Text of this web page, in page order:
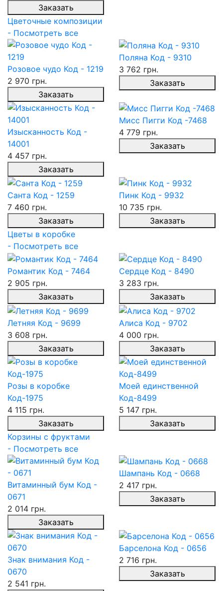
Заказать
Цветочные композиции
- Посмотреть все
Розовое чудо Код - 1219
2 970 грн.
Заказать
Поляна Код - 9310
3 762 грн.
Заказать
Изысканность Код -
14001
4 457 грн.
Заказать
Мисс Пигги Код -7468
4 779 грн.
Заказать
Санта Код - 1259
7 460 грн.
Заказать
Пинк Код - 9932
10 735 грн.
Заказать
Цветы в коробке
- Посмотреть все
Романтик Код - 7464
2 905 грн.
Заказать
Сердце Код - 8490
3 283 грн.
Заказать
Летняя Код - 9699
3 608 грн.
Заказать
Алиса Код - 9702
4 000 грн.
Заказать
Розы в коробке
Код-1975
4 115 грн.
Заказать
Моей единственной
Код-8499
5 147 грн.
Заказать
Корзины с фруктами
- Посмотреть все
Витаминный бум Код -
0671
2 014 грн.
Заказать
Шампань Код - 0668
2 417 грн.
Заказать
Знак внимания Код -
0670
2 541 грн.
Барселона Код - 0656
2 716 грн.
Заказать